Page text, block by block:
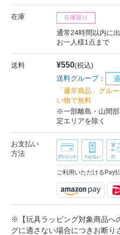
在庫 在庫限り
通常24時間以内に
お一人様1点まで
送料 ¥550(税込)
送料グループ：
「通常商品」グル
い物で無料
※一部離島・山間
定エリアを除く
お支払い
方法
ご利用いただけるPay
※【玩具ラッピング対象商品へ
グに適さない場合につきお断り